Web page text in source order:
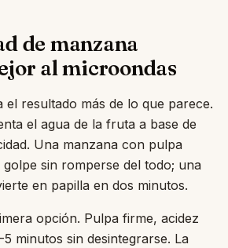
de manzana
al microondas
el resultado más de lo que parece.
el agua de la fruta a base de
Una manzana con pulpa
golpe sin romperse del todo; una
en papilla en dos minutos.
opción. Pulpa firme, acidez
minutos sin desintegrarse. La